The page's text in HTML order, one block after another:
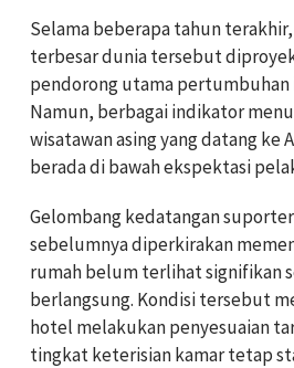
Selama beberapa tahun
terbesar dunia tersebut
pendorong utama
Namun, berbagai indikator
wisatawan asing yang datang ke
berada di bawah ekspektasi
Gelombang kedatangan
sebelumnya diperkirakan
rumah belum terlihat signifikan
berlangsung. Kondisi tersebut
hotel melakukan penyesuaian
tingkat keterisian kamar tetap